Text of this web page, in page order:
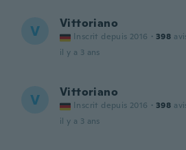
V Vittoriano
Inscrit depuis 2016 · 398
il y a 3 ans
V Vittoriano
Inscrit depuis 2016 · 398
il y a 3 ans